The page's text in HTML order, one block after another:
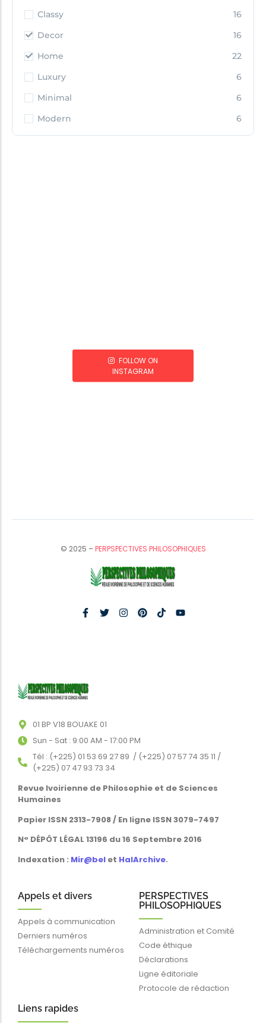
Classy
16
Decor
16
Home
22
Luxury
6
Minimal
6
Modern
6
FOLLOW ON
INSTAGRAM
© 2025 –PERPSPECTIVES PHILOSOPHIQUES
01 BP V18 BOUAKE 01
Sun - Sat : 9:00 AM - 17:00 PM
Tél : (+225) 01 53 69 27 89 / (+225) 07 57 74 35 11 /
(+225) 07 47 93 73 34
Revue Ivoirienne de Philosophie et de Sciences
Humaines
Papier ISSN 2313-7908 / En ligne ISSN 3079-7497
N° DÉPÔT LÉGAL 13196 du 16 Septembre 2016
Indexation : Mir@bel et HalArchive.
Appels et divers
Appels à communication
Derniers numéros
Téléchargements numéros
PERSPECTIVES
PHILOSOPHIQUES
Administration et Comité
Code éthique
Déclarations
Ligne éditoriale
Protocole de rédaction
Liens rapides